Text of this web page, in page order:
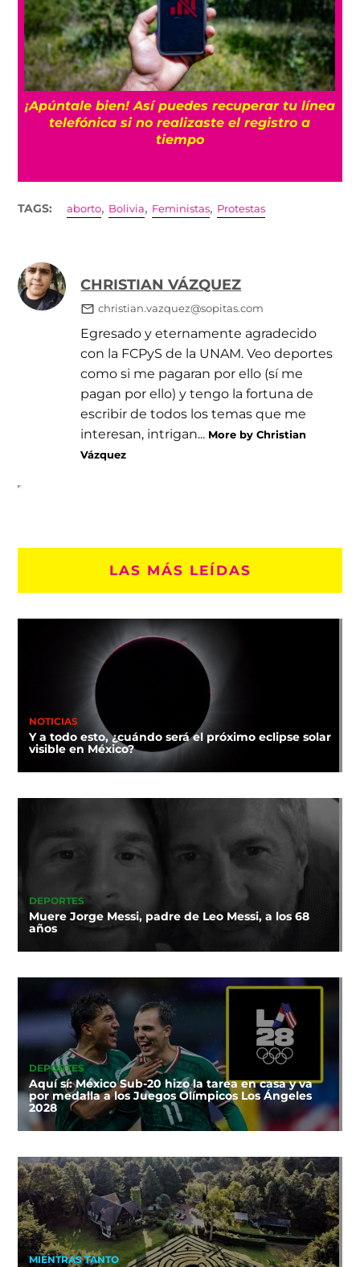
¡Apúntale bien! Así puedes recuperar tu línea
telefónica si no realizaste el registro a
tiempo
TAGS: aborto, Bolivia, Feministas, Protestas
CHRISTIAN VÁZQUEZ
christian.vazquez@sopitas.com
Egresado y eternamente agradecido
con la FCPyS de la UNAM. Veo deportes
como si me pagaran por ello (sí me
pagan por ello) y tengo la fortuna de
escribir de todos los temas que me
interesan, intrigan... More by Christian
Vázquez
LAS MÁS LEÍDAS
NOTICIAS
Y a todo esto, ¿cuándo será el próximo eclipse solar
visible en México?
DEPORTES
Muere Jorge Messi, padre de Leo Messi, a los 68
años
DEPORTES
Aquí sí: México Sub-20 hizo la tarea en casa y va
por medalla a los Juegos Olímpicos Los Ángeles
2028
MIENTRAS TANTO